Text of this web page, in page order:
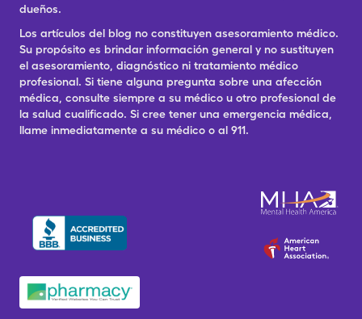
dueños.
Los artículos del blog no constituyen asesoramiento médico.
Su propósito es brindar información general y no sustituyen
el asesoramiento, diagnóstico ni tratamiento médico
profesional. Si tiene alguna pregunta sobre una afección
médica, consulte siempre a su médico u otro profesional de
la salud cualificado. Si cree tener una emergencia médica,
llame inmediatamente a su médico o al 911.